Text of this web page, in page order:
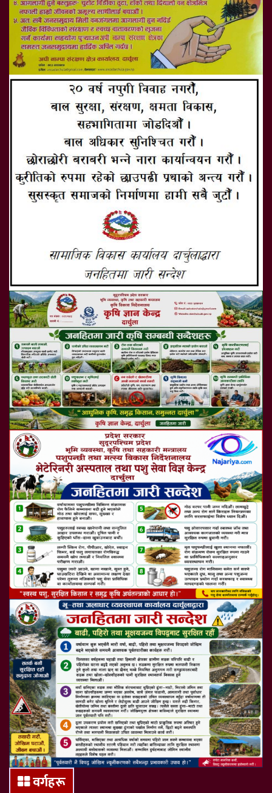
वर्गहरू